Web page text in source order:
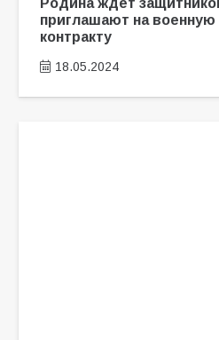
приглашают на военную
контракту
18.05.2024